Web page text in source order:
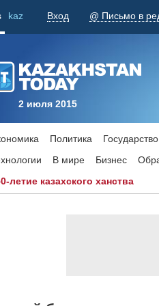
kaz Вход @ Письмо в
2 июля 2015
Политика
Государство
В мире Бизнес
летие казахского ханства